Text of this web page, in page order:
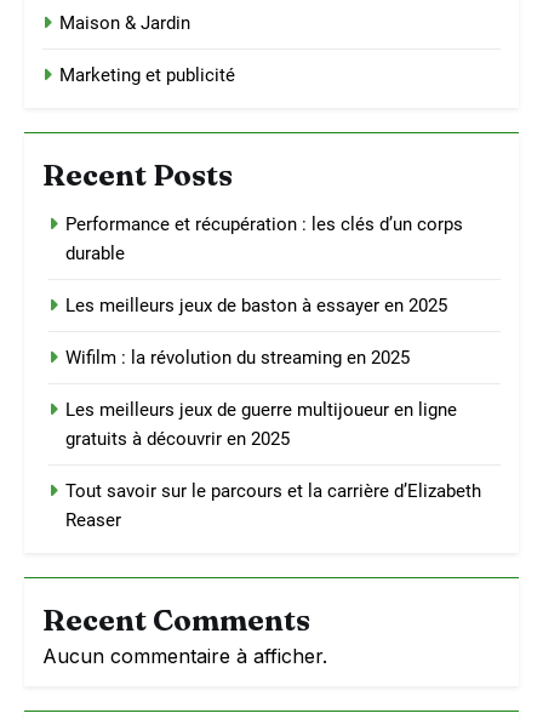
Maison & Jardin
Marketing et publicité
Recent Posts
Performance et récupération : les clés d’un corps
durable
Les meilleurs jeux de baston à essayer en 2025
Wifilm : la révolution du streaming en 2025
Les meilleurs jeux de guerre multijoueur en ligne
gratuits à découvrir en 2025
Tout savoir sur le parcours et la carrière d’Elizabeth
Reaser
Recent Comments
Aucun commentaire à afficher.